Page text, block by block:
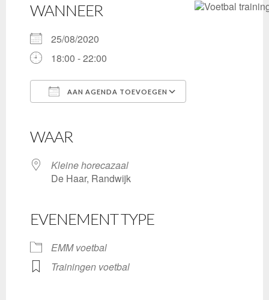
WANNEER
25/08/2020
18:00 - 22:00
AAN AGENDA TOEVOEGEN
WAAR
Kleine horecazaal
De Haar, Randwijk
EVENEMENT TYPE
EMM voetbal
Trainingen voetbal